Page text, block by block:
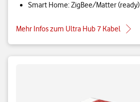
Smart Home: ZigBee/Matter (ready)
Mehr Infos zum Ultra Hub 7 Kabel